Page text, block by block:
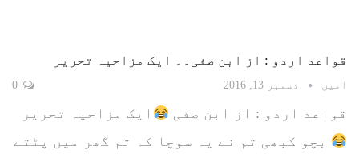
قواعد اردو : از ابن صفی۔۔ ایک مزاحیہ تحریر
امین دسمبر 13, 2016
قواعد اردو : از ابن صفی
ایک مزاحیہ تحریر
بچو کبھی تم نے یہ سوچا کہ تم گھر میں پٹتے